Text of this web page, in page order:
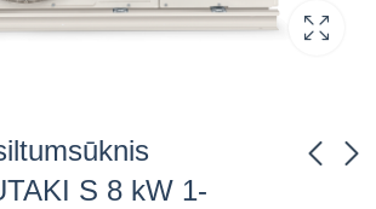
S 8 kW 1-